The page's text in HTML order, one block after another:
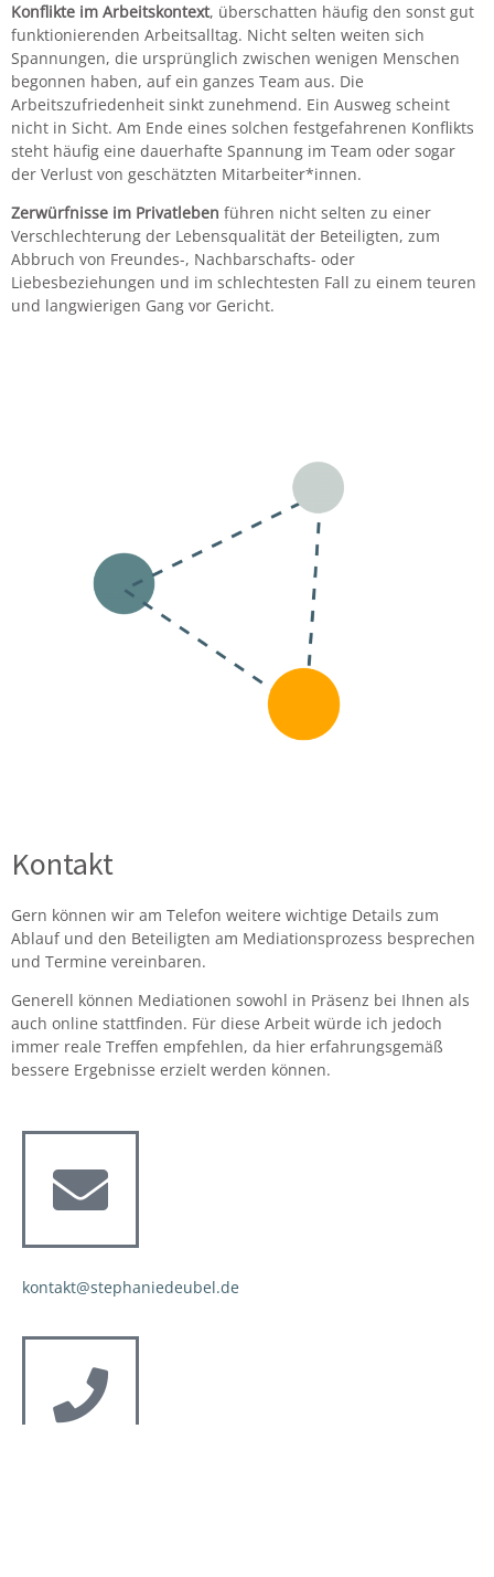
Konflikte im Arbeitskontext, überschatten häufig den sonst gut
funktionierenden Arbeitsalltag. Nicht selten weiten sich
Spannungen, die ursprünglich zwischen wenigen Menschen
begonnen haben, auf ein ganzes Team aus. Die
Arbeitszufriedenheit sinkt zunehmend. Ein Ausweg scheint
nicht in Sicht. Am Ende eines solchen festgefahrenen Konflikts
steht häufig eine dauerhafte Spannung im Team oder sogar
der Verlust von geschätzten Mitarbeiter*innen.
Zerwürfnisse im Privatleben führen nicht selten zu einer
Verschlechterung der Lebensqualität der Beteiligten, zum
Abbruch von Freundes-, Nachbarschafts- oder
Liebesbeziehungen und im schlechtesten Fall zu einem teuren
und langwierigen Gang vor Gericht.
Kontakt
Gern können wir am Telefon weitere wichtige Details zum
Ablauf und den Beteiligten am Mediationsprozess besprechen
und Termine vereinbaren.
Generell können Mediationen sowohl in Präsenz bei Ihnen als
auch online stattfinden. Für diese Arbeit würde ich jedoch
immer reale Treffen empfehlen, da hier erfahrungsgemäß
bessere Ergebnisse erzielt werden können.
kontakt@stephaniedeubel.de